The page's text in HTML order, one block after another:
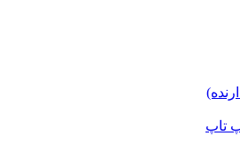
تاپ